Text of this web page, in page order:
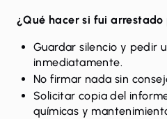
¿Qué hacer si fui arrestado
Guardar silencio y pedir
inmediatamente.
No firmar nada sin
Solicitar copia del
químicas y